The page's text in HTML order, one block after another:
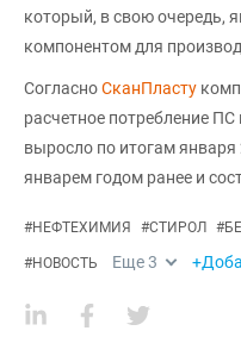
который, в свою очередь,
компонентом для
СогласноСканПласту
расчетное потребление
выросло по итогам января
январем годом ранее и
#НЕФТЕХИМИЯ #СТИРОЛ #
#НОВОСТЬ Еще3